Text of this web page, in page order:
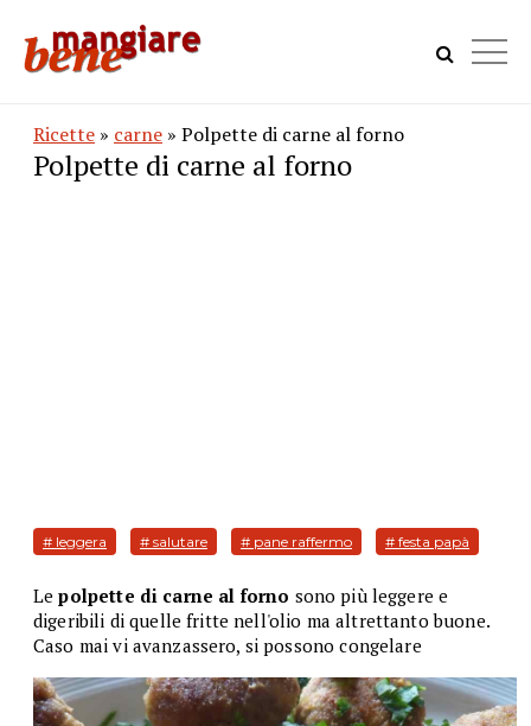
Ricette » carne » Polpette di carne al forno
Polpette di carne al forno
# leggera # salutare # pane raffermo # festa papà
Lepolpette di carne al forno sono più leggere e
digeribili di quelle fritte nell'olio ma altrettanto buone.
Caso mai vi avanzassero, si possono congelare